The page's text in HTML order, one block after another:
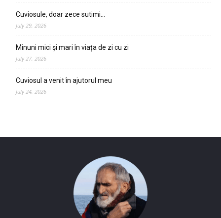
Cuviosule, doar zece sutimi…
July 29, 2026
Minuni mici și mari în viața de zi cu zi
July 27, 2026
Cuviosul a venit în ajutorul meu
July 24, 2026